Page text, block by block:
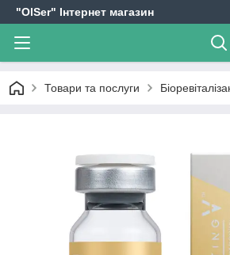
"OlSer" Інтернет магазин
Товари та послуги